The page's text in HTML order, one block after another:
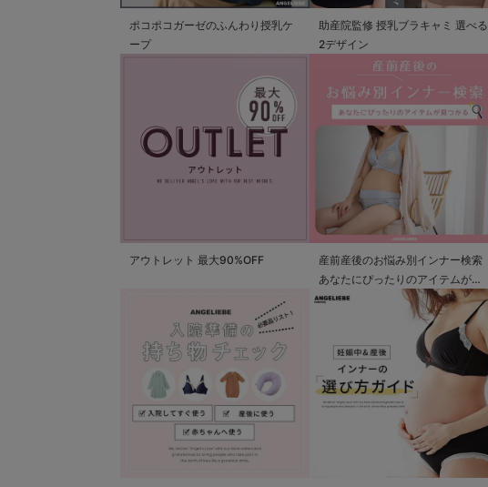
ポコポコガーゼのふんわり授乳ケ
ープ
助産院監修 授乳ブラキャミ 選べる
2デザイン
アウトレット 最大90%OFF
産前産後のお悩み別インナー検索
あなたにぴったりのアイテムが見
つかる